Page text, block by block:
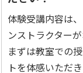
体験受講内容は
ンストラクターが
まずは教室での
トを体感いただ